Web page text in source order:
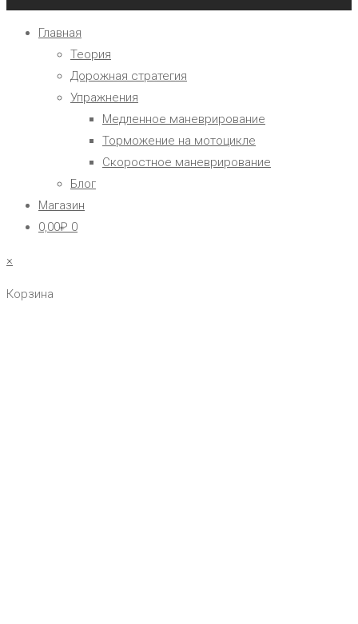
Главная
Теория
Дорожная стратегия
Упражнения
Медленное маневрирование
Торможение на мотоцикле
Скоростное маневрирование
Блог
Магазин
0,00₽ 0
×
Корзина